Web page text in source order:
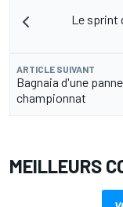
Le sprint
ARTICLE SUIVANT
Bagnaia d'une
championnat
MEILLEURS